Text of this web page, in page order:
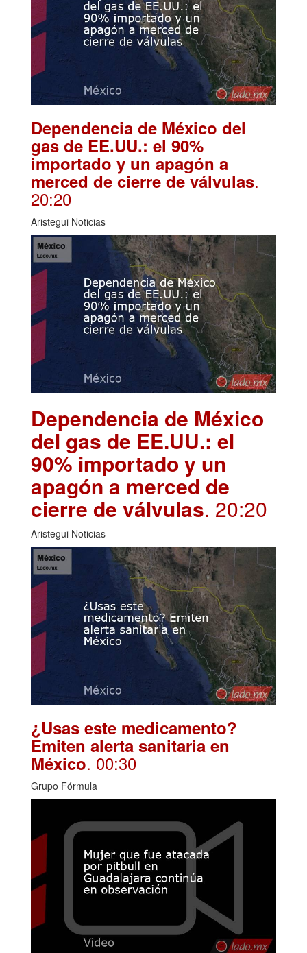
Dependencia de México del
gas de EE.UU.: el 90%
importado y un apagón a
merced de cierre de válvulas.
20:20
Aristegui Noticias
Dependencia de México
del gas de EE.UU.: el
90% importado y un
apagón a merced de
cierre de válvulas. 20:20
Aristegui Noticias
¿Usas este medicamento?
Emiten alerta sanitaria en
México. 00:30
Grupo Fórmula